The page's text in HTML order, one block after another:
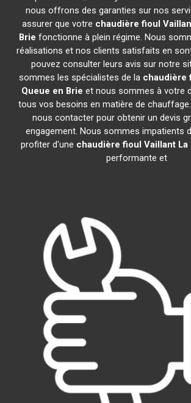
nous offrons des garanties sur nos
assurer que votre chaudière fioul
Brie fonctionne à plein régime. Nous
réalisations et nos clients satisfaits en
pouvez consulter leurs avis sur notre
sommes les spécialistes de la chaudière
Queue en Brie et nous sommes à votre
tous vos besoins en matière de
nous contacter pour obtenir un devis
engagement. Nous sommes impatients
profiter d'une chaudière fioul Vaillant La
performante et